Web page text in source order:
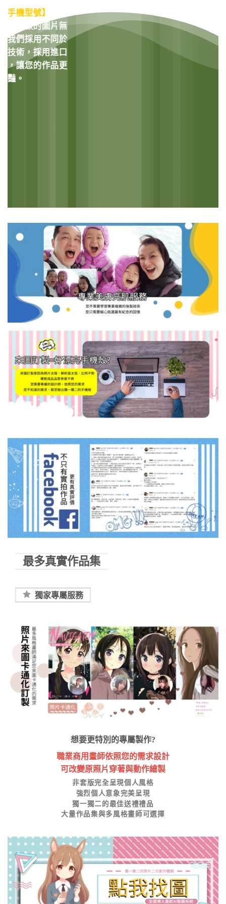
手機型號】
到喜歡的圖片無
我們採用不同於
技術，採用進口
，讓您的作品更
豔。
最多真實作品集
獨家專屬服務
想要更特別的專屬製作?
職業商用畫師依照您的需求設計
可改變原照片穿著與動作繪製
非套版完全呈現個人風格
強烈個人意象完美呈現
獨一獨二的最佳送禮禮品
大量作品集與多風格畫師可選擇